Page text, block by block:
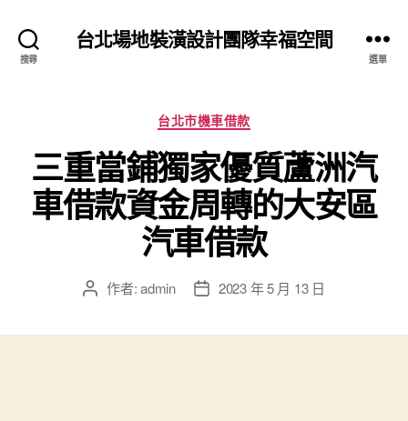
搜尋
台北場地裝潢設計團隊幸福空間
選單
分
類
台北市機車借款
三重當鋪獨家優質蘆洲汽
車借款資金周轉的大安區
汽車借款
文 作者:admin
文 2023 年 5 月 13 日